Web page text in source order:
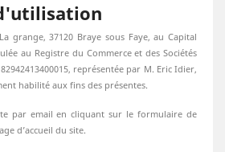
grange, 37120 Braye sous Faye, au Capital
au Registre du Commerce et des Sociétés
représentée par M. Eric Idier,
habilité aux fins des présentes.
par email en cliquant sur le formulaire de
d’accueil du site.